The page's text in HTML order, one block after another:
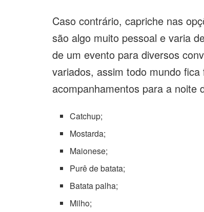
Caso contrário, capriche nas
são algo muito pessoal e varia
de um evento para diversos
variados, assim todo mundo
acompanhamentos para a noite
Catchup;
Mostarda;
Maionese;
Purê de batata;
Batata palha;
Milho;